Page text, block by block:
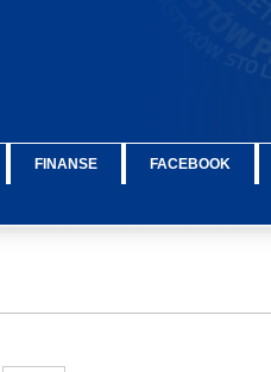
FINANSE FACEBOOK